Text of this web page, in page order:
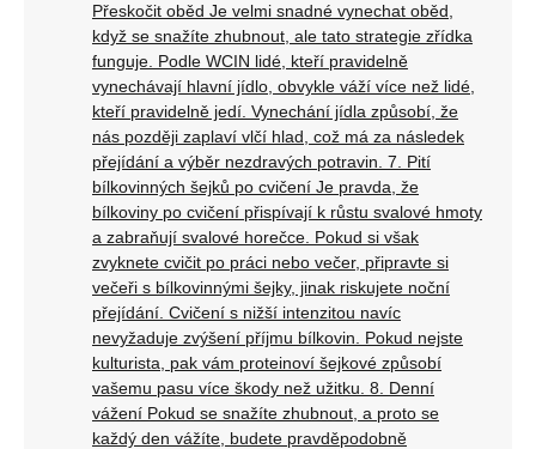
Přeskočit oběd Je velmi snadné vynechat oběd,
když se snažíte zhubnout, ale tato strategie zřídka
funguje. Podle WCIN lidé, kteří pravidelně
vynechávají hlavní jídlo, obvykle váží více než lidé,
kteří pravidelně jedí. Vynechání jídla způsobí, že
nás později zaplaví vlčí hlad, což má za následek
přejídání a výběr nezdravých potravin. 7. Pití
bílkovinných šejků po cvičení Je pravda, že
bílkoviny po cvičení přispívají k růstu svalové hmoty
a zabraňují svalové horečce. Pokud si však
zvyknete cvičit po práci nebo večer, připravte si
večeři s bílkovinnými šejky, jinak riskujete noční
přejídání. Cvičení s nižší intenzitou navíc
nevyžaduje zvýšení příjmu bílkovin. Pokud nejste
kulturista, pak vám proteinoví šejkové způsobí
vašemu pasu více škody než užitku. 8. Denní
vážení Pokud se snažíte zhubnout, a proto se
každý den vážíte, budete pravděpodobně